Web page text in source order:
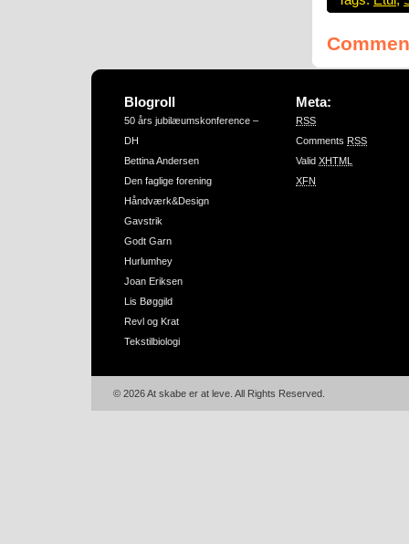
Blogroll
50 års jubilæumskonference –
DH
Bettina Andersen
Den faglige forening
Håndværk&Design
Gavstrik
Godt Garn
Hurlumhey
Joan Eriksen
Lis Bøggild
Revl og Krat
Tekstilbiologi
Meta:
RSS
Comments RSS
Valid XHTML
XFN
© 2026 At skabe er at leve. All Rights Reserved.